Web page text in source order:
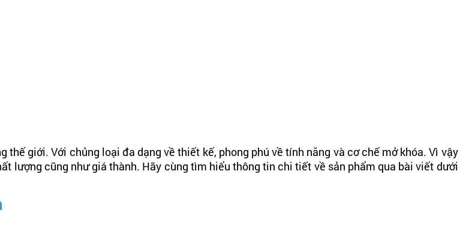
giới. Với chủng loại đa dạng về thiết kế, phong phú về tính năng và cơ chế mở khóa. Vì vậy
lượng cũng như giá thành. Hãy cùng tìm hiểu thông tin chi tiết về sản phẩm qua bài viết dưới